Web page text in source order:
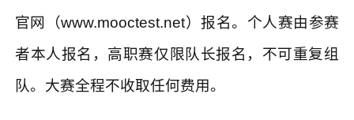
官网（www.mooctest.net）报名。个人赛由参赛
者本人报名，高职赛仅限队长报名，不可重复组
队。大赛全程不收取任何费用。